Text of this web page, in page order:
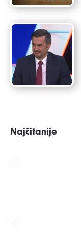
Najčitanije